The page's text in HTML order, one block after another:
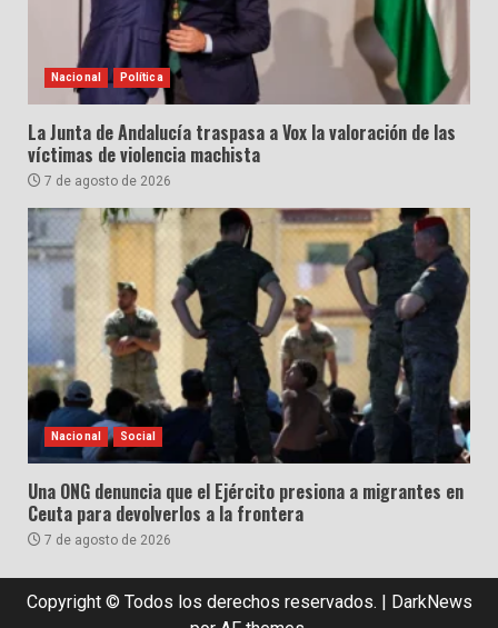
Nacional Política
La Junta de Andalucía traspasa a Vox la valoración de las
víctimas de violencia machista
7 de agosto de 2026
Nacional Social
Una ONG denuncia que el Ejército presiona a migrantes en
Ceuta para devolverlos a la frontera
7 de agosto de 2026
Copyright © Todos los derechos reservados. | DarkNews